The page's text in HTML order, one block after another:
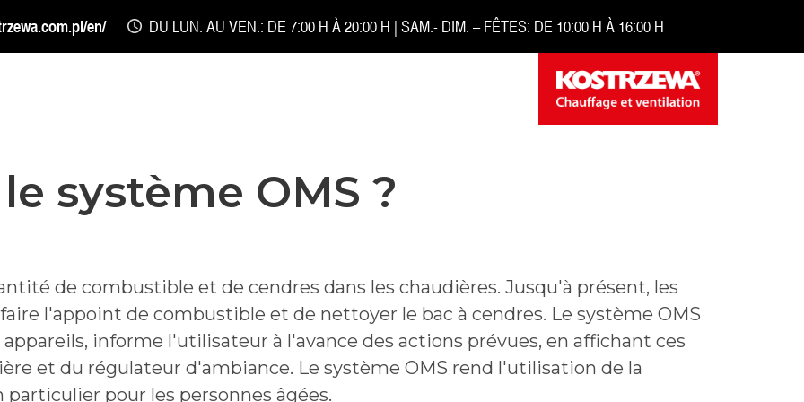
en/ DU LUN. AU VEN.: DE 7:00 H À 20:00 H | SAM.- DIM. – FÊTES: DE 10:00 H À 16:00 H
système OMS ?
de combustible et de cendres dans les chaudières. Jusqu'à présent, les
l'appoint de combustible et de nettoyer le bac à cendres. Le système OMS
informe l'utilisateur à l'avance des actions prévues, en affichant ces
et du régulateur d'ambiance. Le système OMS rend l'utilisation de la
pour les personnes âgées.